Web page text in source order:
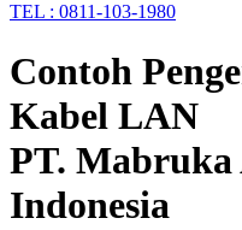
TEL : 0811-103-1980
Contoh
Kabel LAN
PT. Mabruka
Indonesia